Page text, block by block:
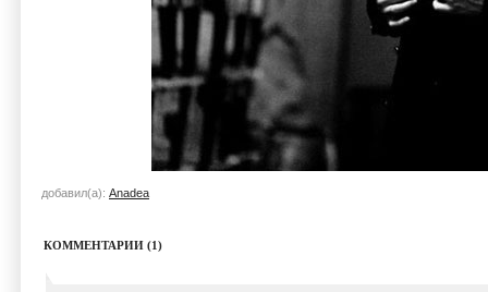
добавил(а): Anadea
КОММЕНТАРИИ (1)